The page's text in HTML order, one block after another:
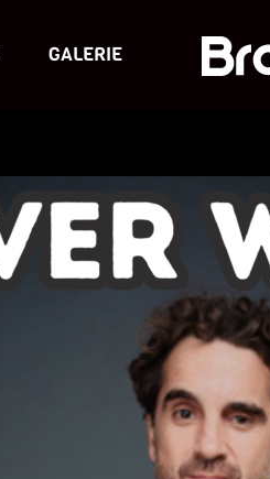
GALERIE